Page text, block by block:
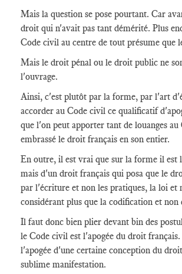
Mais la question se pose pourtant. Car
droit qui n'avait pas tant démérité. Plus
Code civil au centre de tout présume que
Mais le droit pénal ou le droit public ne
l'ouvrage.
Ainsi, c'est plutôt par la forme, par l'art
accorder au Code civil ce qualificatif
que l'on peut apporter tant de louanges
embrassé le droit français en son entier.
En outre, il est vrai que sur la forme il est
mais d'un droit français qui posa que le
par l'écriture et non les pratiques, la loi et
considérant plus que la codification et non
Il faut donc bien plier devant bin des
le Code civil est l'apogée du droit
l'apogée d'une certaine conception du
sublime manifestation.